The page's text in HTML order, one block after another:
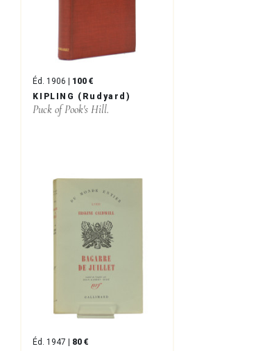
Éd. 1906 | 100 €
KIPLING (Rudyard)
Puck of Pook's Hill.
Éd. 1947 | 80 €